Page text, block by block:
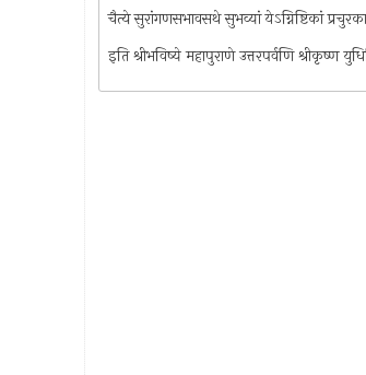
चैत्ये सुरांगणसभावसथे सुभव्यां येऽग्निष्टिकां
इति श्रीभविष्ये महापुराणे उत्तरपर्वणि श्रीकृष्ण